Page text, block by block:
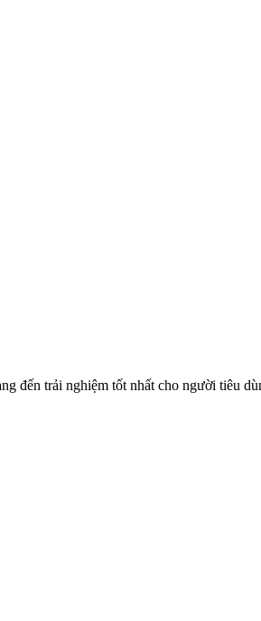
đến trải nghiệm tốt nhất cho người tiêu